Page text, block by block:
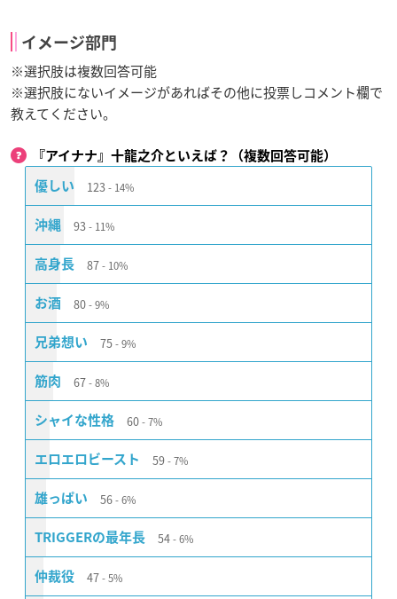
イメージ部門
※選択肢は複数回答可能
※選択肢にないイメージがあればその他に投票しコメント欄で
教えてください。
『アイナナ』十龍之介といえば？（複数回答可能）
優しい 123 14%
沖縄 93 11%
高身長 87 10%
お酒 80 9%
兄弟想い 75 9%
筋肉 67 8%
シャイな性格 60 7%
エロエロビースト 59 7%
雄っぱい 56 6%
TRIGGERの最年長 54 6%
仲裁役 47 5%